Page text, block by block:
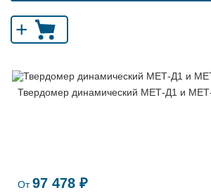
+
Твердомер динамический МЕТ-Д1 и
От97 478 ₽